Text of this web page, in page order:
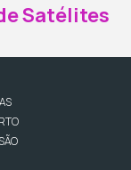
Satélites